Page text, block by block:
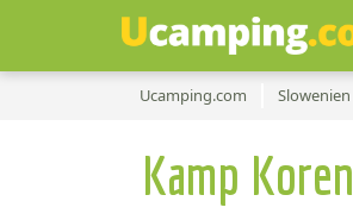
Ucamping.com Slowenien
Kamp Koren